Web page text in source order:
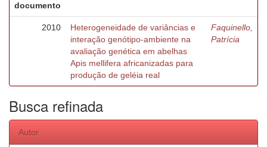
documento
2010
Heterogeneidade de variâncias e
interação genótipo-ambiente na
avaliação genética em abelhas
Apis mellifera africanizadas para
produção de geléia real
Faquinello,
Patrícia
Busca refinada
Autor